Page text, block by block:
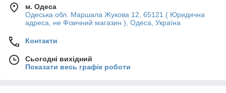
м. Одеса
Одеська обл. Маршала Жукова 12, 65121 ( Юридична
адреса, не Фізичний магазин ), Одеса, Україна
Контакти
Сьогодні вихідний
Показати весь графік роботи